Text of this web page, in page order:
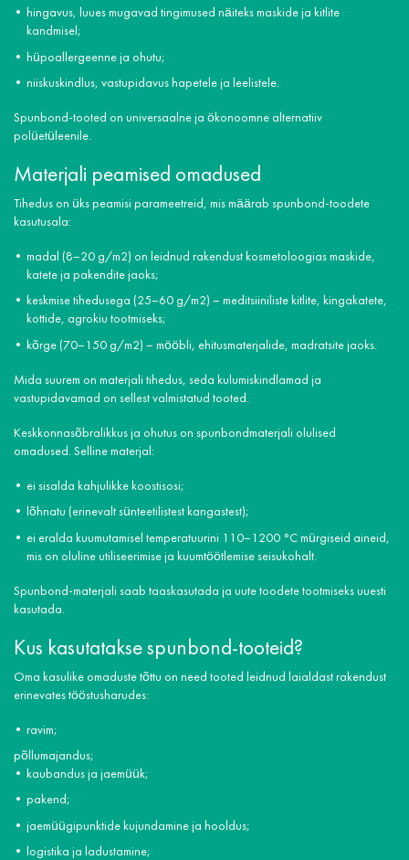
hingavus, luues mugavad tingimused näiteks maskide ja kitlite
kandmisel;
hüpoallergeenne ja ohutu;
niiskuskindlus, vastupidavus hapetele ja leelistele.
Spunbond-tooted on universaalne ja ökonoomne alternatiiv
polüetüleenile.
Materjali peamised omadused
Tihedus on üks peamisi parameetreid, mis määrab spunbond-toodete
kasutusala:
madal (8–20 g/m2) on leidnud rakendust kosmetoloogias maskide,
katete ja pakendite jaoks;
keskmise tihedusega (25–60 g/m2) – meditsiiniliste kitlite, kingakatete,
kottide, agrokiu tootmiseks;
kõrge (70–150 g/m2) – mööbli, ehitusmaterjalide, madratsite jaoks.
Mida suurem on materjali tihedus, seda kulumiskindlamad ja
vastupidavamad on sellest valmistatud tooted.
Keskkonnasõbralikkus ja ohutus on spunbondmaterjali olulised
omadused. Selline materjal:
ei sisalda kahjulikke koostisosi;
lõhnatu (erinevalt sünteetilistest kangastest);
ei eralda kuumutamisel temperatuurini 110–1200 °C mürgiseid aineid,
mis on oluline utiliseerimise ja kuumtöötlemise seisukohalt.
Spunbond-materjali saab taaskasutada ja uute toodete tootmiseks uuesti
kasutada.
Kus kasutatakse spunbond-tooteid?
Oma kasulike omaduste tõttu on need tooted leidnud laialdast rakendust
erinevates tööstusharudes:
ravim;
põllumajandus;
kaubandus ja jaemüük;
pakend;
jaemüügipunktide kujundamine ja hooldus;
logistika ja ladustamine;